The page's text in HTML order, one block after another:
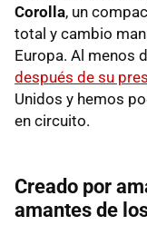
Corolla, un
total y cambio
Europa. Al menos
después de su
Unidos y hemos
en circuito.
Creado por
amantes de